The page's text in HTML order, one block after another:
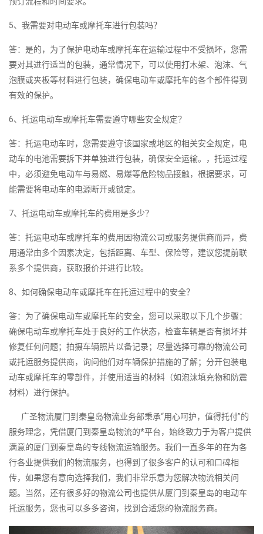
5、我需要对电动车或摩托车进行包装吗？
答：是的，为了保护电动车或摩托车在运输过程中不受损坏，您需
要对其进行适当的包装，通常情况下，可以使用打木架、泡沫、气
泡膜或夹板等材料进行包装，确保电动车或摩托车的各个部件得到
有效的保护。
6、托运电动车或摩托车需要遵守哪些安全规定？
答：托运电动车时，您需要遵守该国家或地区的相关安全规定，电
动车的电池需要拆下并单独进行包装，确保安全运输。，托运过程
中，必须避免电动车与易燃、易爆等危险物品接触，根据要求，可
能需要将电动车的电源断开或锁定。
7、托运电动车或摩托车的费用是多少？
答：托运电动车或摩托车的费用因物流公司或服务提供商而异，费
用通常由多个因素决定，包括距离、车型、保险等，建议您提前联
系多个提供商，获取报价并进行比较。
8、如何确保电动车或摩托车在托运过程中的安全？
答：为了确保电动车或摩托车的安全，您可以采取以下几个步骤：
确保电动车或摩托车处于良好的工作状态，检查车辆是否有损坏并
修复任何问题；拍摄车辆照片以备记录；尽量选择可靠的物流公司
或托运服务提供商，询问他们对车辆保护措施的了解；分开包装电
动车或摩托车的零部件，并使用适当的材料（如泡沫填充物和防震
材料）进行保护。
广圣物流厦门到秦皇岛物流业务部秉承“用心呵护，值得托付”的
服务理念，凭借厦门到秦皇岛物流的*平台，始终致力于为客户提供
满意的厦门到秦皇岛的专线物流运输服务。我们一直多年的在为各
行各业提供我们的物流服务，也得到了很多客户的认可和口碑相
传，如果您有意向选择我们，我们非常乐意为您解决物流相关问
题。当然，还有很多好的物流公司也提供从厦门到秦皇岛的电动车
托运服务，您也可以多多咨询，找到合适您的物流服务商。